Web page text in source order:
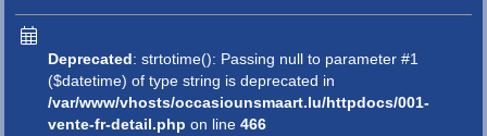
Deprecated: strtotime(): Passing null to parameter #1
($datetime) of type string is deprecated in
/var/www/vhosts/occasiounsmaart.lu/httpdocs/001-
vente-fr-detail.php on line 466